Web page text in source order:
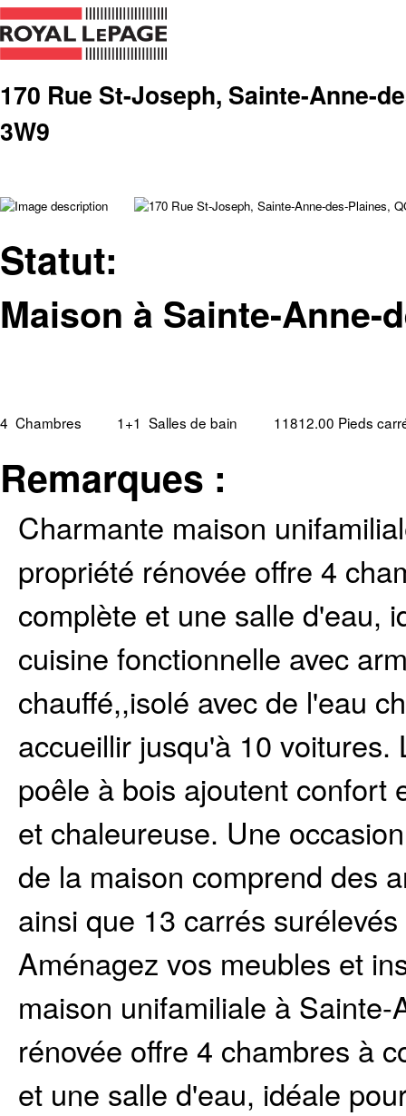
170 Rue St-Joseph, Sainte-Anne-
3W9
Statut:
Maison à Sainte-Anne-
4 Chambres 1+1 Salles de bain 11812.00 Pieds
Remarques :
Charmante maison
propriété rénovée offre 4
complète et une salle d'eau,
cuisine fonctionnelle avec
chauffé,,isolé avec de l'eau
accueillir jusqu'à 10
poêle à bois ajoutent confort
et chaleureuse. Une
de la maison comprend des
ainsi que 13 carrés
Aménagez vos meubles et
maison unifamiliale à
rénovée offre 4 chambres à
et une salle d'eau, idéale